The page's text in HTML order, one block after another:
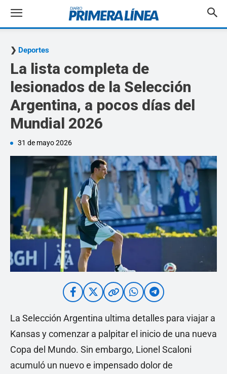
Deportes
La lista completa de
lesionados de la Selección
Argentina, a pocos días del
Mundial 2026
31 de mayo 2026
La Selección Argentina ultima detalles para viajar a
Kansas y comenzar a palpitar el inicio de una nueva
Copa del Mundo. Sin embargo, Lionel Scaloni
acumuló un nuevo e impensado dolor de